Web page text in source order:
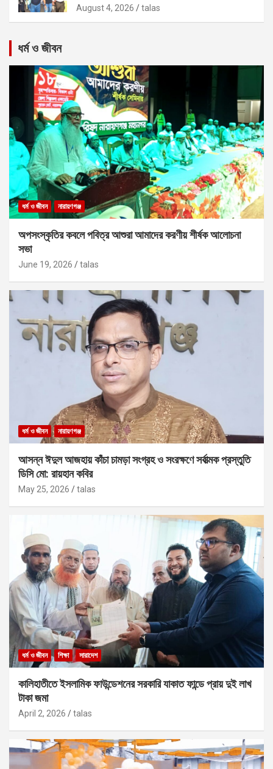
August 4, 2026 talas
ধর্ম ও জীবন
ধর্ম ও জীবন নারায়ণগঞ্জ
অপসংস্কৃতির কবলে পবিত্র আশুরা আমাদের করণীয় শীর্ষক আলোচনা
সভা
June 19, 2026 talas
ধর্ম ও জীবন নারায়ণগঞ্জ
আসন্ন ঈদুল আজহায় কাঁচা চামড়া সংগ্রহ ও সংরক্ষণে সর্বাত্মক প্রস্তুতি
ডিসি মো: রায়হান কবির
May 25, 2026 talas
ধর্ম ও জীবন শিক্ষা সারাদেশ
কালিহাতীতে ইসলামিক ফাউন্ডেশনের সরকারি যাকাত ফান্ডে প্রায় দুই লাখ
টাকা জমা
April 2, 2026 talas